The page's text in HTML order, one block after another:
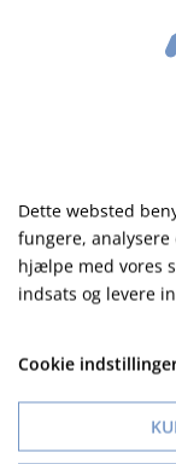
i verden.
besøgende
Nao Victoria
historie og
skibets
livet ombord i
kan opleve
Dette websted
fungere,
hjælpe med vores
indsats og levere
Cookie